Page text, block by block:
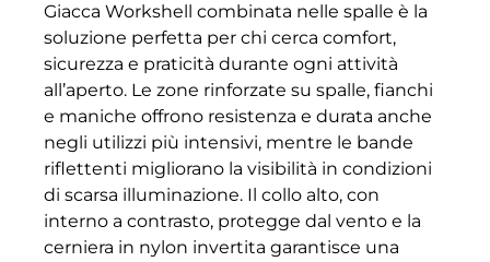
Giacca Workshell combinata nelle spalle è la
soluzione perfetta per chi cerca comfort,
sicurezza e praticità durante ogni attività
all’aperto. Le zone rinforzate su spalle, fianchi
e maniche offrono resistenza e durata anche
negli utilizzi più intensivi, mentre le bande
riflettenti migliorano la visibilità in condizioni
di scarsa illuminazione. Il collo alto, con
interno a contrasto, protegge dal vento e la
cerniera in nylon invertita garantisce una